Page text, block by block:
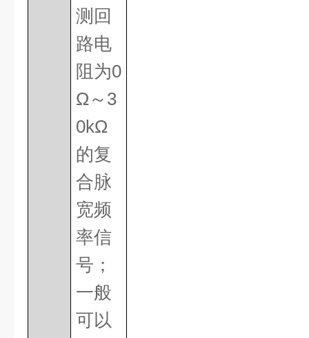
测回
路电
阻为0
Ω～ 3
0kΩ
的复
合脉
宽频
率信
号；
一般
可以